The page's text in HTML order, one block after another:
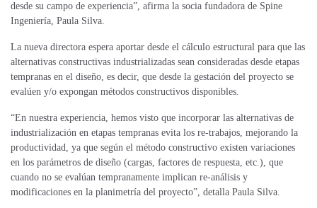
desde su campo de experiencia”, afirma la socia fundadora de Spine
Ingeniería, Paula Silva.
La nueva directora espera aportar desde el cálculo estructural para que las
alternativas constructivas industrializadas sean consideradas desde etapas
tempranas en el diseño, es decir, que desde la gestación del proyecto se
evalúen y/o expongan métodos constructivos disponibles.
“En nuestra experiencia, hemos visto que incorporar las alternativas de
industrialización en etapas tempranas evita los re-trabajos, mejorando la
productividad, ya que según el método constructivo existen variaciones
en los parámetros de diseño (cargas, factores de respuesta, etc.), que
cuando no se evalúan tempranamente implican re-análisis y
modificaciones en la planimetría del proyecto”, detalla Paula Silva.